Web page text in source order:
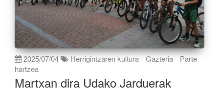
2025/07/04 Herrigintzaren kultura Gazteria
Parte
hartzea
Martxan dira Udako Jarduerak